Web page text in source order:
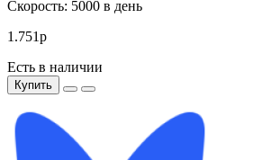
Скорость: 5000 в день
1.751р
Есть в наличии
Купить